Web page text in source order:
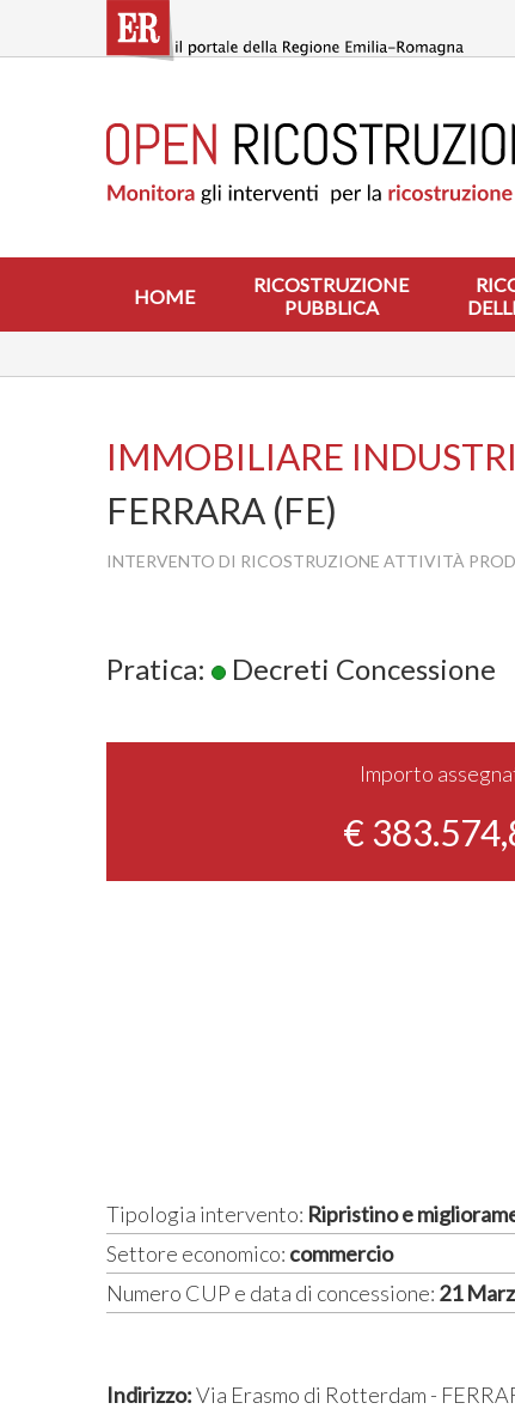
contenuto
RICOSTRUZIONE
PUBBLICA
ABITAZIONI
RICOSTRUZIONE
ATTIVITÀ
INTERVIENE
HOME
RICOSTRUZIONE
PUBBLICA
IMMOBILIARE
FERRARA (FE)
INTERVENTO DI RICOSTRUZIONE ATTIVITÀ
Pratica: Decreti Concessione
Importo
€
Tipologia intervento: Ripristino e
Settore economico: commercio
Numero CUP e data di concessione: 21
Indirizzo:Via Erasmo di Rotterdam -